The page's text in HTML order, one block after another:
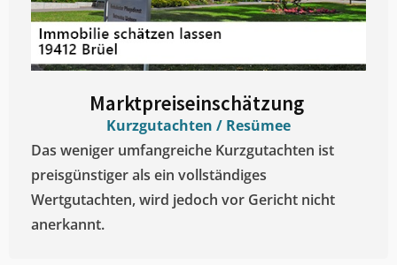
Marktpreiseinschätzung ​
Kurzgutachten / Resümee
Das weniger umfangreiche Kurzgutachten ist
preisgünstiger als ein vollständiges
Wertgutachten, wird jedoch vor Gericht nicht
anerkannt.